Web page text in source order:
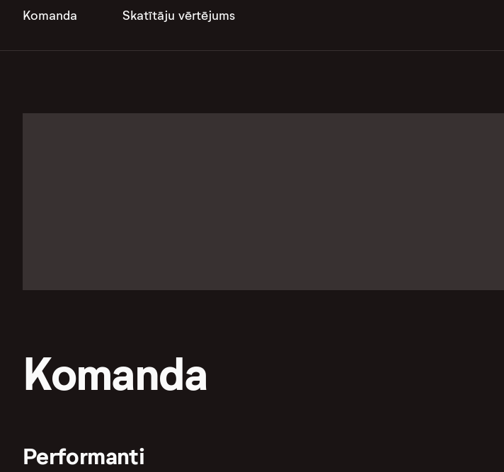
Komanda Skatītāju vērtējums
Komanda
Performanti